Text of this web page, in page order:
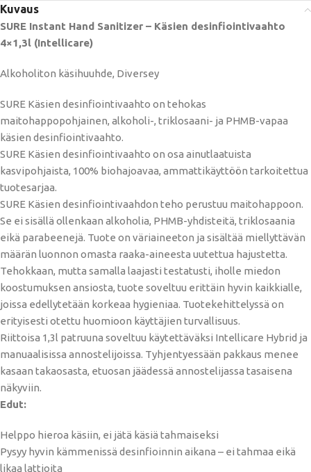
Kuvaus
SURE Instant Hand Sanitizer – Käsien desinfiointivaahto
4×1,3l (Intellicare)
Alkoholiton käsihuuhde, Diversey
SURE Käsien desinfiointivaahto on tehokas
maitohappopohjainen, alkoholi-, triklosaani- ja PHMB-vapaa
käsien desinfiointivaahto.
SURE Käsien desinfiointivaahto on osa ainutlaatuista
kasvipohjaista, 100% biohajoavaa, ammattikäyttöön tarkoitettua
tuotesarjaa.
SURE Käsien desinfiointivaahdon teho perustuu maitohappoon.
Se ei sisällä ollenkaan alkoholia, PHMB-yhdisteitä, triklosaania
eikä parabeenejä. Tuote on väriaineeton ja sisältää miellyttävän
määrän luonnon omasta raaka-aineesta uutettua hajustetta.
Tehokkaan, mutta samalla laajasti testatusti, iholle miedon
koostumuksen ansiosta, tuote soveltuu erittäin hyvin kaikkialle,
joissa edellytetään korkeaa hygieniaa. Tuotekehittelyssä on
erityisesti otettu huomioon käyttäjien turvallisuus.
Riittoisa 1,3l patruuna soveltuu käytettäväksi Intellicare Hybrid ja
manuaalisissa annostelijoissa. Tyhjentyessään pakkaus menee
kasaan takaosasta, etuosan jäädessä annostelijassa tasaisena
näkyviin.
Edut:
Helppo hieroa käsiin, ei jätä käsiä tahmaiseksi
Pysyy hyvin kämmenissä desinfioinnin aikana – ei tahmaa eikä
likaa lattioita